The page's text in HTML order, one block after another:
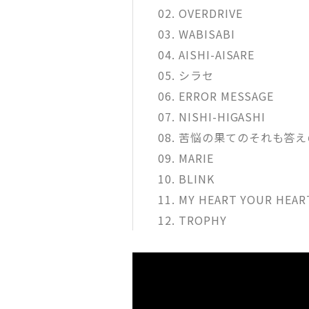
02. OVERDRIVE
03. WABISABI
04. AISHI-AISARE
05. シラセ
06. ERROR MESSAGE
07. NISHI-HIGASHI
08. 苦悩の果てのそれも答
09. MARIE
10. BLINK
11. MY HEART YOUR
12. TROPHY